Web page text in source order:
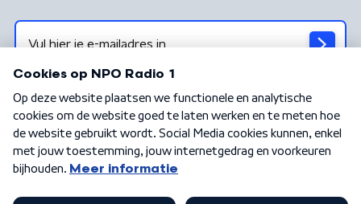
Algemene voorwaarden